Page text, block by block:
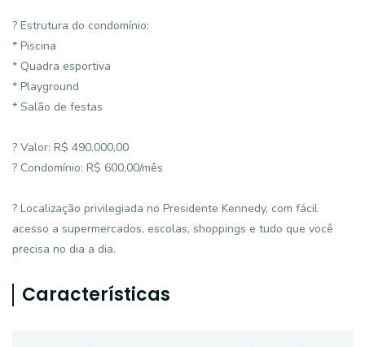
? Estrutura do condomínio:
* Piscina
* Quadra esportiva
* Playground
* Salão de festas
? Valor: R$ 490.000,00
? Condomínio: R$ 600,00/mês
? Localização privilegiada no Presidente Kennedy, com fácil
acesso a supermercados, escolas, shoppings e tudo que você
precisa no dia a dia.
Características